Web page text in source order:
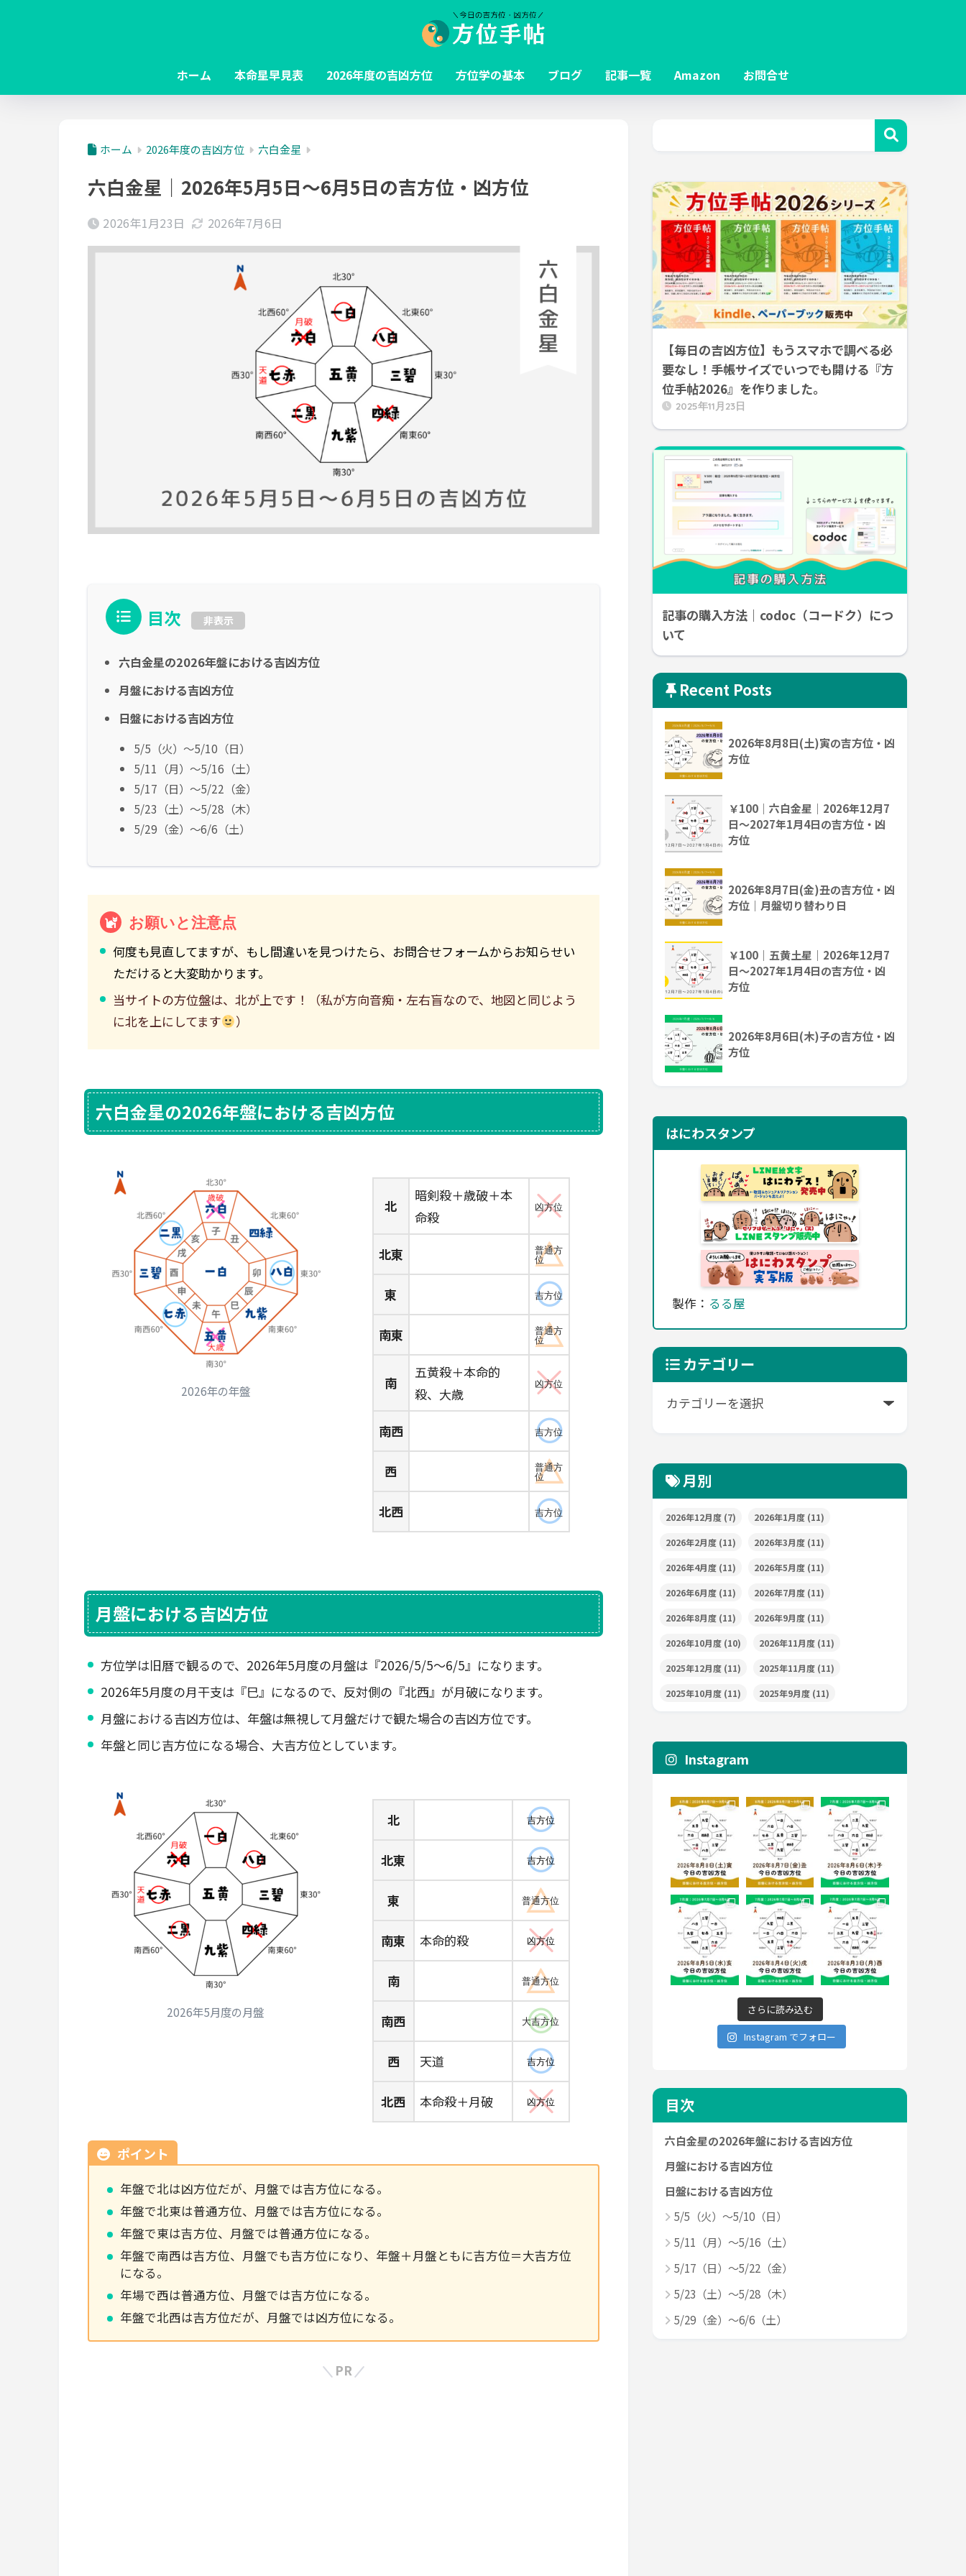
ホーム 本命星早見表 2026年度の吉凶方位 方位学の基本 ブログ 記事一覧 Amazon お問合せ
ホーム 2026年度の吉凶方位 六白金星
六白金星｜2026年5月5日～6月5日の吉方位・凶方位
2026年1月23日 2026年7月6日
目次 非表示
六白金星の2026年盤における吉凶方位
月盤における吉凶方位
日盤における吉凶方位
5/5（火）～5/10（日）
5/11（月）～5/16（土）
5/17（日）～5/22（金）
5/23（土）～5/28（木）
5/29（金）～6/6（土）
お願いと注意点
何度も見直してますが、もし間違いを見つけたら、お問合せフォームからお知らせい
ただけると大変助かります。
当サイトの方位盤は、北が上です！（私が方向音痴・左右盲なので、地図と同じよう
に北を上にしてます
）
六白金星の2026年盤における吉凶方位
2026年の年盤
北
暗剣殺＋歳破＋本
命殺
凶方位
北東
普通方
位
東 吉方位
南東
普通方
位
南
五黄殺＋本命的
殺、大歳
凶方位
南西 吉方位
西
普通方
位
北西 吉方位
月盤における吉凶方位
方位学は旧暦で観るので、2026年5月度の月盤は『2026/5/5～6/5』になります。
2026年5月度の月干支は『巳』になるので、反対側の『北西』が月破になります。
月盤における吉凶方位は、年盤は無視して月盤だけで観た場合の吉凶方位です。
年盤と同じ吉方位になる場合、大吉方位としています。
2026年5月度の月盤
北 吉方位
北東 吉方位
東 普通方位
南東 本命的殺 凶方位
南 普通方位
南西 大吉方位
西 天道 吉方位
北西 本命殺＋月破 凶方位
ポイント
年盤で北は凶方位だが、月盤では吉方位になる。
年盤で北東は普通方位、月盤では吉方位になる。
年盤で東は吉方位、月盤では普通方位になる。
年盤で南西は吉方位、月盤でも吉方位になり、年盤＋月盤ともに吉方位＝大吉方位
になる。
年場で西は普通方位、月盤では吉方位になる。
年盤で北西は吉方位だが、月盤では凶方位になる。
PR
【毎日の吉凶方位】もうスマホで調べる必
要なし！手帳サイズでいつでも開ける『方
位手帖2026』を作りました。
2025年11月23日
記事の購入方法｜codoc（コードク）につ
いて
Recent Posts
2026年8月8日(土)寅の吉方位・凶
方位
￥100｜六白金星｜2026年12月7
日～2027年1月4日の吉方位・凶
方位
2026年8月7日(金)丑の吉方位・凶
方位｜月盤切り替わり日
￥100｜五黄土星｜2026年12月7
日～2027年1月4日の吉方位・凶
方位
2026年8月6日(木)子の吉方位・凶
方位
はにわスタンプ
製作： るる屋
カテゴリー
月別
2026年12月度 (7) 2026年1月度 (11)
2026年2月度 (11) 2026年3月度 (11)
2026年4月度 (11) 2026年5月度 (11)
2026年6月度 (11) 2026年7月度 (11)
2026年8月度 (11) 2026年9月度 (11)
2026年10月度 (10) 2026年11月度 (11)
2025年12月度 (11) 2025年11月度 (11)
2025年10月度 (11) 2025年9月度 (11)
Instagram
さらに読み込む
Instagram でフォロー
目次
六白金星の2026年盤における吉凶方位
月盤における吉凶方位
日盤における吉凶方位
5/5（火）～5/10（日）
5/11（月）～5/16（土）
5/17（日）～5/22（金）
5/23（土）～5/28（木）
5/29（金）～6/6（土）